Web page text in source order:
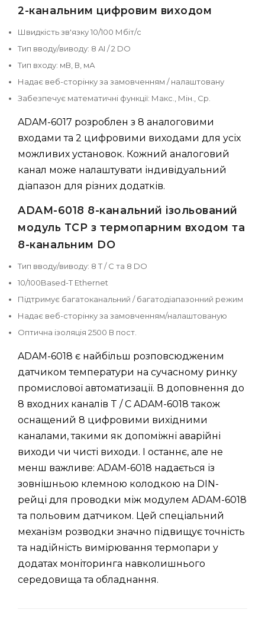
2-канальним цифровим виходом
Швидкість зв'язку 10/100 Мбіт/с
Тип вводу/виводу: 8 AI / 2 DO
Тип входу: мВ, В, мА
Надає веб-сторінку за замовченням / налаштовану
Забезпечує математичні функції: Макс., Мін., Ср.
ADAM-6017 розроблен з 8 аналоговими
входами та 2 цифровими виходами для усіх
можливих установок. Кожний аналоговий
канал може налаштувати індивідуальний
діапазон для різних додатків.
ADAM-6018 8-канальний ізольований
модуль TCP з термопарним входом та
8-канальним DO
Тип вводу/виводу: 8 T / C та 8 DO
10/100Based-T Ethernet
Підтримує багатоканальний / багатодіапазонний режим
Надає веб-сторінку за замовченням/налаштованую
Оптична ізоляція 2500 В пост.
ADAM-6018 є найбільш розповсюдженим
датчиком температури на сучасному ринку
промислової автоматизації. В доповнення до
8 входних каналів T / C ADAM-6018 також
оснащений 8 цифровими вихідними
каналами, такими як допоміжні аварійні
виходи чи чисті виходи. І останнє, але не
менш важливе: ADAM-6018 надається із
зовнішньою клемною колодкою на DIN-
рейці для проводки між модулем ADAM-6018
та польовим датчиком. Цей спеціальний
механізм розводки значно підвищує точність
та надійність вимірювання термопари у
додатах моніторинга навколишнього
середовища та обладнання.